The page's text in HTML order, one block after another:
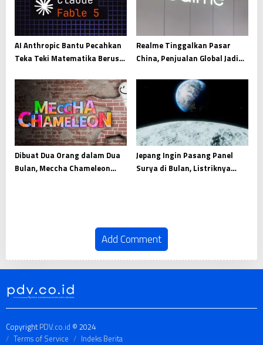
AI Anthropic Bantu Pecahkan
Teka Teki Matematika Berusia
Realme Tinggalkan Pasar
China, Penjualan Global Jadi
Dibuat Dua Orang dalam Dua
Bulan, Meccha Chameleon
Jepang Ingin Pasang Panel
Surya di Bulan, Listriknya
Add Comment
CopyrightPDV.co.id © 2024
Terms of Service
Indeks Berita